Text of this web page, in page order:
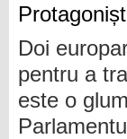
Doi
pentru a
este o